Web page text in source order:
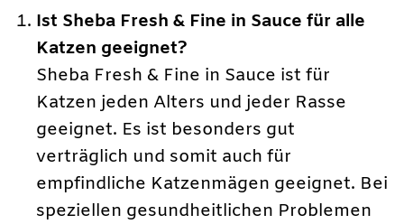
Ist Sheba Fresh & Fine in Sauce für alle
Katzen geeignet?
Sheba Fresh & Fine in Sauce ist für
Katzen jeden Alters und jeder Rasse
geeignet. Es ist besonders gut
verträglich und somit auch für
empfindliche Katzenmägen geeignet. Bei
speziellen gesundheitlichen Problemen